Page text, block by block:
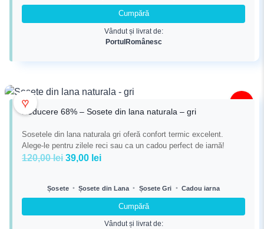
fost:
229,00 lei.
145,00 lei.
Cumpără
Vândut și livrat de:
PortulRomânesc
♥
Reducere 68% – Sosete din lana naturala – gri
Sosetele din lana naturala gri oferă confort termic excelent.
Alege-le pentru zilele reci sau ca un cadou perfect de iarnă!
120,00lei Prețul
a
fost:
120,00 lei.
39,00 leiPrețul
este:
39,00 lei.
Șosete • Șosete din Lana • Șosete Gri • Cadou iarna
Cumpără
Vândut și livrat de: